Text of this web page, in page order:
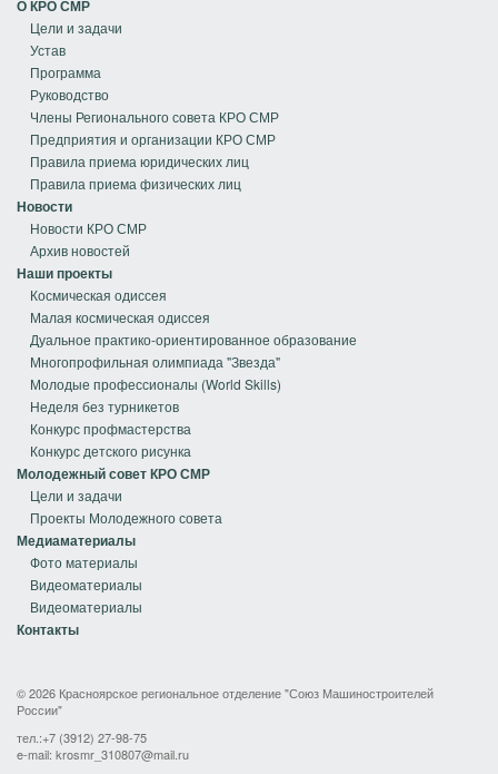
О КРО СМР
Цели и задачи
Устав
Программа
Руководство
Члены Регионального совета КРО СМР
Предприятия и организации КРО СМР
Правила приема юридических лиц
Правила приема физических лиц
Новости
Новости КРО СМР
Архив новостей
Наши проекты
Космическая одиссея
Малая космическая одиссея
Дуальное практико-ориентированное образование
Многопрофильная олимпиада "Звезда"
Молодые профессионалы (World Skills)
Неделя без турникетов
Конкурс профмастерства
Конкурс детского рисунка
Молодежный совет КРО СМР
Цели и задачи
Проекты Молодежного совета
Медиаматериалы
Фото материалы
Видеоматериалы
Видеоматериалы
Контакты
© 2026 Красноярское региональное отделение "Союз Машиностроителей
России"
тел.:+7 (3912) 27-98-75
e-mail: krosmr_310807@mail.ru